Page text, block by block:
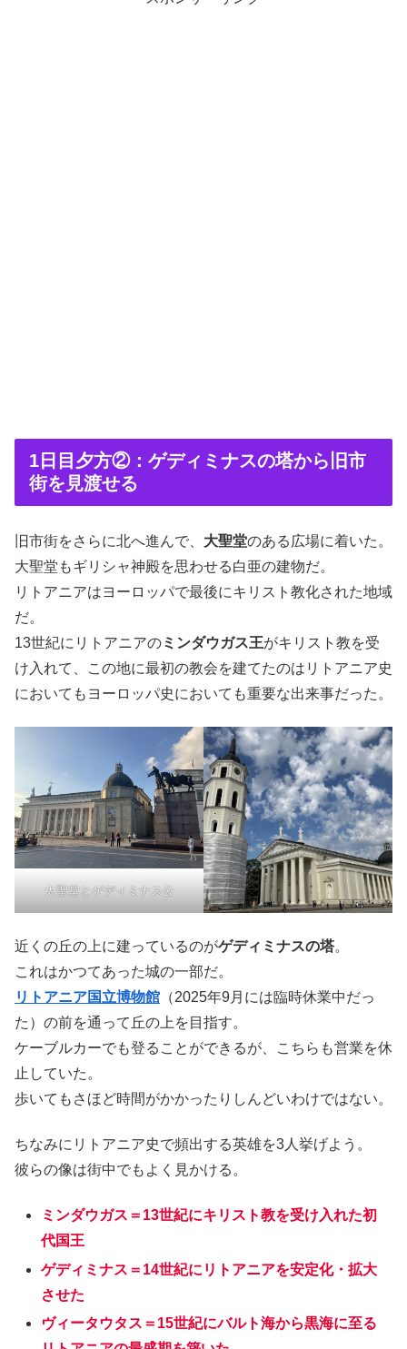
1日目夕方②：ゲディミナスの塔から旧市
街を見渡せる
旧市街をさらに北へ進んで、 大聖堂のある広場に着いた。
大聖堂もギリシャ神殿を思わせる白亜の建物だ。
リトアニアはヨーロッパで最後にキリスト教化された地域
だ。
13世紀にリトアニアのミンダウガス王がキリスト教を受
け入れて、この地に最初の教会を建てたのはリトアニア史
においてもヨーロッパ史においても重要な出来事だった。
大聖堂とゲディミナス公
近くの丘の上に建っているのがゲディミナスの塔。
これはかつてあった城の一部だ。
リトアニア国立博物館 （2025年9月には臨時休業中だっ
た）の前を通って丘の上を目指す。
ケーブルカーでも登ることができるが、こちらも営業を休
止していた。
歩いてもさほど時間がかかったりしんどいわけではない。
ちなみにリトアニア史で頻出する英雄を3人挙げよう。
彼らの像は街中でもよく見かける。
ミンダウガス＝13世紀にキリスト教を受け入れた初
代国王
ゲディミナス＝14世紀にリトアニアを安定化・拡大
させた
ヴィータウタス＝15世紀にバルト海から黒海に至る